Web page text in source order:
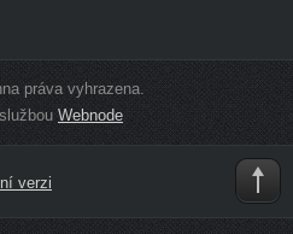
práva vyhrazena.
Webnode
verzi